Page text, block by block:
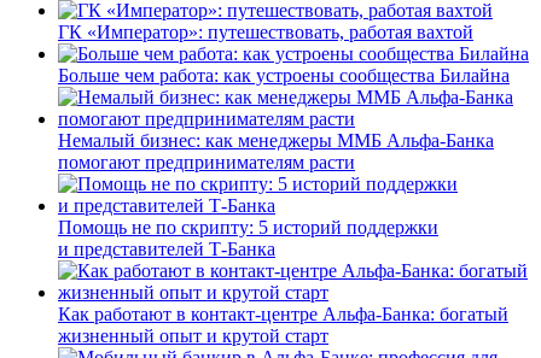
ГК «Император»: путешествовать, работая вахтой
Больше чем работа: как устроены сообщества Билайна
Немалый бизнес: как менеджеры ММБ Альфа-Банка
помогают предпринимателям расти
Помощь не по скрипту: 5 историй поддержки
и представителей Т-Банка
Как работают в контакт-центре Альфа-Банка: богатый
жизненный опыт и крутой старт